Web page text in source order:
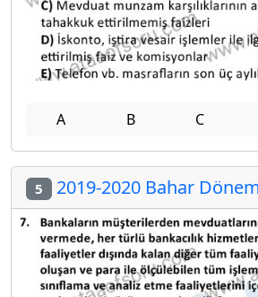
A B C
5 2019-2020 Bahar